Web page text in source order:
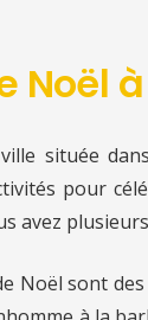
Noël
située
pour
avez
Noël sont